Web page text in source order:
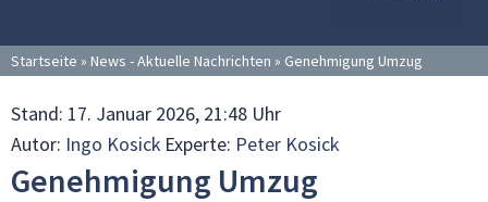
Startseite » News - Aktuelle Nachrichten » Genehmigung Umzug
Stand: 17. Januar 2026, 21:48 Uhr
Autor: Ingo Kosick Experte: Peter Kosick
Genehmigung Umzug